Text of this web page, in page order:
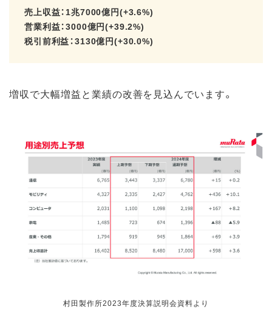
売上収益：1兆7000億円(+3.6%)
営業利益：3000億円(+39.2%)
税引前利益：3130億円(+30.0%)
増収で大幅増益と業績の改善を見込んでいます。
村田製作所2023年度決算説明会資料より